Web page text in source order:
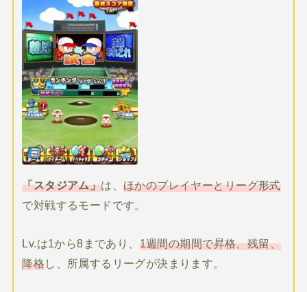
「スタジアム」は、 ほかのプレイヤーとリーグ形式
で対戦するモードです。
Lv.は1から8まであり、 1週間の期間で昇格、残留、
降格し、所属するリーグが決まります。